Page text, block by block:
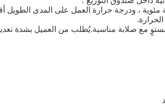
والرطوبة: درجة الحرارة المحيطة -5 درجة مئوية ~ 30 درجة مئوية ، ودرجة حرارة العمل على المدى
مع صلابة مناسبة.يُطلب من العميل بشدة